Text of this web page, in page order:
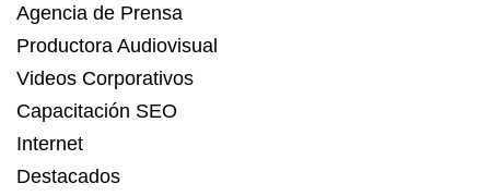
Agencia de Prensa
Productora Audiovisual
Videos Corporativos
Capacitación SEO
Internet
Destacados